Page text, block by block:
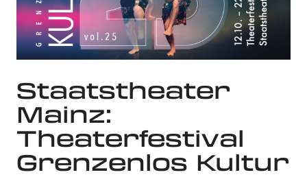
Staatstheater
Mainz:
Theaterfestival
Grenzenlos Kultur